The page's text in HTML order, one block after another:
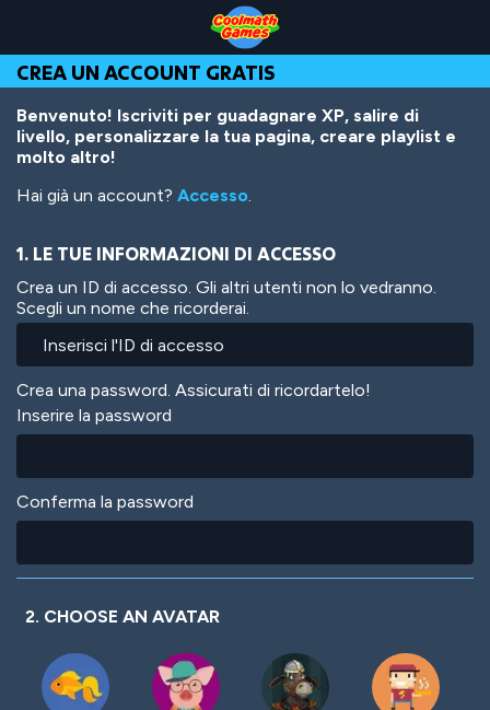
Top
of
Page
Navigation
Main
Content
Footer
contenuto
principale
CREA UN ACCOUNT GRATIS
Benvenuto! Iscriviti per guadagnare XP, salire di
livello, personalizzare la tua pagina, creare playlist e
molto altro!
Hai già un account? Accesso.
1. LE TUE INFORMAZIONI DI ACCESSO
Crea un ID di accesso. Gli altri utenti non lo vedranno.
Scegli un nome che ricorderai.
Crea una password. Assicurati di ricordartelo!
Inserire la password
Conferma la password
2. CHOOSE AN AVATAR